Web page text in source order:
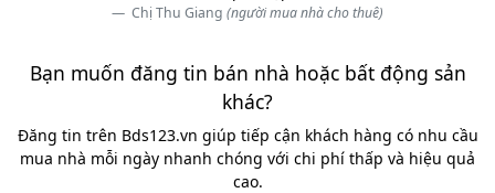
Chị Thu Giang (người mua nhà cho thuê)
Bạn muốn đăng tin bán nhà hoặc bất động sản
khác?
Đăng tin trên Bds123.vn giúp tiếp cận khách hàng có nhu cầu
mua nhà mỗi ngày nhanh chóng với chi phí thấp và hiệu quả
cao.